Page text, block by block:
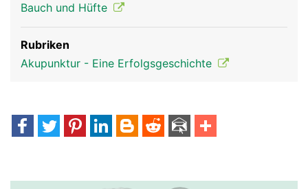
Bauch und Hüfte
Rubriken
Akupunktur - Eine Erfolgsgeschichte